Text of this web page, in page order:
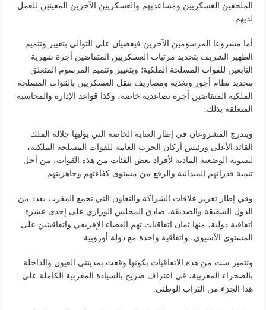
الملحقين العسكريين ومساعديهم والعسكريين الآخرين المعينين للعمل
لديهم.
أما مشروعا المرسومين الآخرين فيقضيان على التوالي بتغيير وتتميم
الظهير الشريف بتحديد مرتبات العسكريين المتقاضين أجرة شهرية
التابعين للقوات المسلحة الملكية؛ وبتغيير وتتميم المرسوم المتعلق
بتحديد نظام أجور وتغذية ومصاريف تنقل العسكريين بالقوات المسلحة
الملكية المتقاضين أجرة تصاعدية خاصة، وكذا قواعد الإدارة والمحاسبة
المتعلقة بذلك.
ويندرج المشروعان في إطار العناية الخاصة التي يوليها جلالة الملك
القائد الأعلى ورئيس أركان الحرب العامة للقوات المسلحة الملكية،
لتسوية الوضعية المادية لأفراد بعض الفئات من هذه القوات، من أجل
تنمية قدراتهم الميدانية والرفع من مستوى كفاءتهم وجاهزيتهم.
وفي إطار تعزيز علاقات الشراكة والتعاون التي تجمع المغرب بعدد من
الدول الشقيقة والصديقة، صادق المجلس الوزاري على إحدى عشرة
اتفاقية دولية، منها ثمان اتفاقيات تهم الفضاء الإفريقي واتفاقيتين على
المستوى الآسيوي، واتفاقية واحدة مع دولة أوروبية.
وتتميز ست من هذه الاتفاقيات بكونها وقعت بمدينتي العيون والداخلة
بالصحراء المغربية، في اعتراف صريح بالسيادة المغربية الكاملة على
هذا الجزء من التراب الوطني.